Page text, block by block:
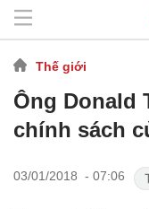
Thế giới
Ông Donald
chính sách
03/01/2018 - 07:06